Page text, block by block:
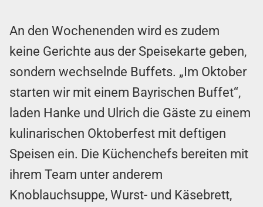
An den Wochenenden wird es zudem
keine Gerichte aus der Speisekarte geben,
sondern wechselnde Buffets. „Im Oktober
starten wir mit einem Bayrischen Buffet“,
laden Hanke und Ulrich die Gäste zu einem
kulinarischen Oktoberfest mit deftigen
Speisen ein. Die Küchenchefs bereiten mit
ihrem Team unter anderem
Knoblauchsuppe, Wurst- und Käsebrett,